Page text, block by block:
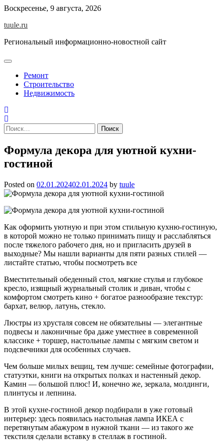
Skip
content
Воскресенье, 9 августа, 2026
tuule.ru
Региональный информационно-новостной сайт
Ремонт
Строительство
Недвижимость
Найти:
Формула декора для уютной кухни-
гостиной
Posted on 02.01.202402.01.2024 by tuule
Как оформить уютную и при этом стильную кухню-гостиную,
в которой можно не только принимать пищу и расслабляться
после тяжелого рабочего дня, но и пригласить друзей в
выходные? Мы нашли варианты для пяти разных стилей —
листайте статью, чтобы посмотреть все
Вместительный обеденный стол, мягкие стулья и глубокое
кресло, изящный журнальный столик и диван, чтобы с
комфортом смотреть кино + богатое разнообразие текстур:
бархат, велюр, латунь, стекло.
Люстры из хрусталя совсем не обязательны — элегантные
подвесы и лаконичные бра даже уместнее в современной
классике + торшер, настольные лампы с мягким светом и
подсвечники для особенных случаев.
Чем больше милых вещиц, тем лучше: семейные фотографии,
статуэтки, книги на открытых полках и настенный декор.
Камин — большой плюс! И, конечно же, зеркала, молдинги,
плинтусы и лепнина.
В этой кухне-гостиной декор подбирали в уже готовый
интерьер: здесь появилась настольная лампа ИКЕА с
перетянутым абажуром в нужной ткани — из такого же
текстиля сделали вставку в стеллаж в гостиной.